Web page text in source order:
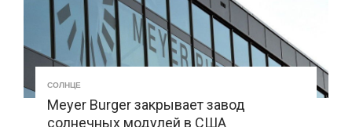
СОЛНЦЕ
Meyer Burger закрывает завод
солнечных модулей в США